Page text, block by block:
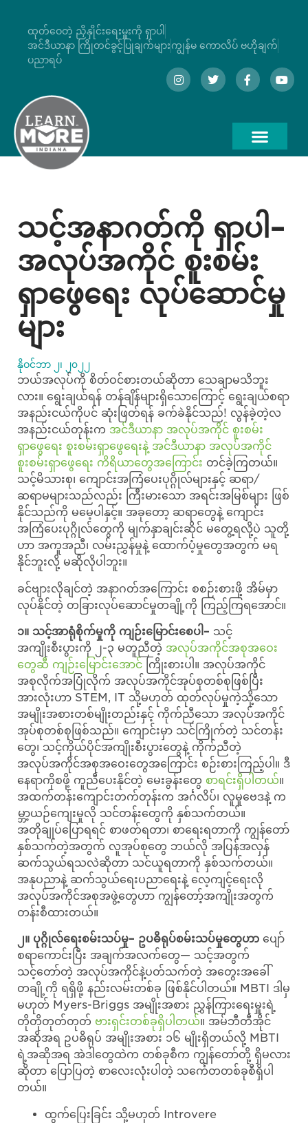
ထုတ်ဝေတဲ့ ညှိနှိုင်းရေးမှူးကို ရှာပါ
အင်ဒီယာနာ ကြိုတင်ခွင့်ပြုချက်များကျွန်မ ကောလိပ် ဗဟိုချက်
ပညာရပ်
သင့်အနာဂတ်ကို ရှာပါ–
အလုပ်အကိုင် စူးစမ်း
ရှာဖွေရေး လုပ်ဆောင်မှု
များ
နိုဝင်ဘာ ၂၊ ၂၀၂၂
ဘယ်အလုပ်ကို စိတ်ဝင်စားတယ်ဆိုတာ သေချာမသိဘူး
လား။ ရွေးချယ်ရန် တန်ချိန်များရှိသောကြောင့် ရွေးချယ်စရာ
အနည်းငယ်ကိုပင် ဆုံးဖြတ်ရန် ခက်ခဲနိုင်သည်! လွန်ခဲ့တဲ့လ
အနည်းငယ်တုန်းက အင်ဒီယာနာ အလုပ်အကိုင် စူးစမ်း
ရှာဖွေရေး စူးစမ်းရှာဖွေရေးနဲ့ အင်ဒီယာနာ အလုပ်အကိုင်
စူးစမ်းရှာဖွေရေး ကိရိယာတွေအကြောင်း တင်ခဲ့ကြတယ်။
သင့်မိသားစု၊ ကျောင်းအကြံပေးပုဂ္ဂိုလ်များနှင့် ဆရာ/
ဆရာမများသည်လည်း ကြီးမားသော အရင်းအမြစ်များ ဖြစ်
နိုင်သည်ကို မမေ့ပါနှင့်။ အခုတော့ ဆရာတွေနဲ့ ကျောင်း
အကြံပေးပုဂ္ဂိုလ်တွေကို မျက်နှာချင်းဆိုင် မတွေ့ရလို့ပဲ သူတို့
ဟာ အကူအညီ၊ လမ်းညွှန်မှုနဲ့ ထောက်ပံ့မှုတွေအတွက် မရ
နိုင်ဘူးလို့ မဆိုလိုပါဘူး။
ခင်ဗျားလိုချင်တဲ့ အနာဂတ်အကြောင်း စစဉ်းစားဖို့ အိမ်မှာ
လုပ်နိုင်တဲ့ တခြားလုပ်ဆောင်မှုတချို့ကို ကြည့်ကြရအောင်။
၁။ သင့်အာရုံစိုက်မှုကို ကျဉ်းမြောင်းစေပါ– သင့်
အကျိုးစီးပွားကို ၂-၃ မတူညီတဲ့ အလုပ်အကိုင်အစုအဝေး
တွေဆီ ကျဉ်းမြောင်းအောင် ကြိုးစားပါ။ အလုပ်အကိုင်
အစုလိုက်အပြုံလိုက် အလုပ်အကိုင်အုပ်စုတစ်စုဖြစ်ပြီး
အားလုံးဟာ STEM, IT သို့မဟုတ် ထုတ်လုပ်မှုကဲ့သို့သော
အမျိုးအစားတစ်မျိုးတည်းနှင့် ကိုက်ညီသော အလုပ်အကိုင်
အုပ်စုတစ်စုဖြစ်သည်။ ကျောင်းမှာ သင်ကြိုက်တဲ့ သင်တန်း
တွေ၊ သင့်ကိုယ်ပိုင်အကျိုးစီးပွားတွေနဲ့ ကိုက်ညီတဲ့
အလုပ်အကိုင်အစုအဝေးတွေအကြောင်း စဉ်းစားကြည့်ပါ။ ဒီ
နေရာကိုစဖို့ ကူညီပေးနိုင်တဲ့ မေးခွန်းတွေ စာရင်းရှိပါတယ်။
အထက်တန်းကျောင်းတက်တုန်းက အင်္ဂလိပ်၊ လူမှုဗေဒနဲ့ က
မ္ဘာ့ယဉ်ကျေးမှုလို သင်တန်းတွေကို နှစ်သက်တယ်။
အတိုချုပ်ပြောရရင် စာဖတ်ရတာ၊ စာရေးရတာကို ကျွန်တော်
နှစ်သက်တဲ့အတွက် လူအုပ်စုတွေ ဘယ်လို အပြန်အလှန်
ဆက်သွယ်ရသလဲဆိုတာ သင်ယူရတာကို နှစ်သက်တယ်။
အနုပညာနဲ့ ဆက်သွယ်ရေးပညာရေးနဲ့ လေ့ကျင့်ရေးလို
အလုပ်အကိုင်အစုအဖွဲ့တွေဟာ ကျွန်တော့်အကျိုးအတွက်
တန်းစီထားတယ်။
၂။ ပုဂ္ဂိုလ်ရေးစမ်းသပ်မှု– ဥပဓိရုပ်စမ်းသပ်မှုတွေဟာ ပျော်
စရာကောင်းပြီး အချက်အလက်တွေ— သင့်အတွက်
သင့်တော်တဲ့ အလုပ်အကိုင်နဲ့ပတ်သက်တဲ့ အတွေးအခေါ်
တချို့ကို ရရှိဖို့ နည်းလမ်းတစ်ခု ဖြစ်နိုင်ပါတယ်။ MBTI ဒါမှ
မဟုတ် Myers-Briggs အမျိုးအစား ညွှန်ကြားရေးမှူးရဲ့
တိုတိုတုတ်တုတ် ဗားရှင်းတစ်ခုရှိပါတယ်။ အမ်ဘီတီအိုင်
အဆိုအရ ဥပဓိရုပ် အမျိုးအစား ၁၆ မျိုးရှိတယ်လို့ MBTI
ရဲ့အဆိုအရ အဲဒါတွေထဲက တစ်ခုစီက ကျွန်တော်တို့ ရှိမလား
ဆိုတာ ပြောပြတဲ့ စာလေးလုံးပါတဲ့ သင်္ကေတတစ်ခုစီရှိပါ
တယ်။
ထွက်ပြေးခြင်း သို့မဟုတ် Introvere